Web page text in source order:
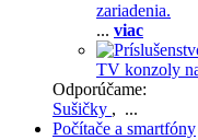
zariadenia.
... viac
TV konzoly
Odporúčame:
Sušičky , ...
Počítače a smartfóny